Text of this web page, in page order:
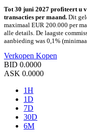
Tot 30 juni 2027 profiteert u
transacties per maand. Dit
maximaal EUR 200.000 per
alle details. De laagste
aanbieding was 0,1%
Verkopen Kopen
BID 0.0000
ASK 0.0000
1H
1D
7D
30D
6M